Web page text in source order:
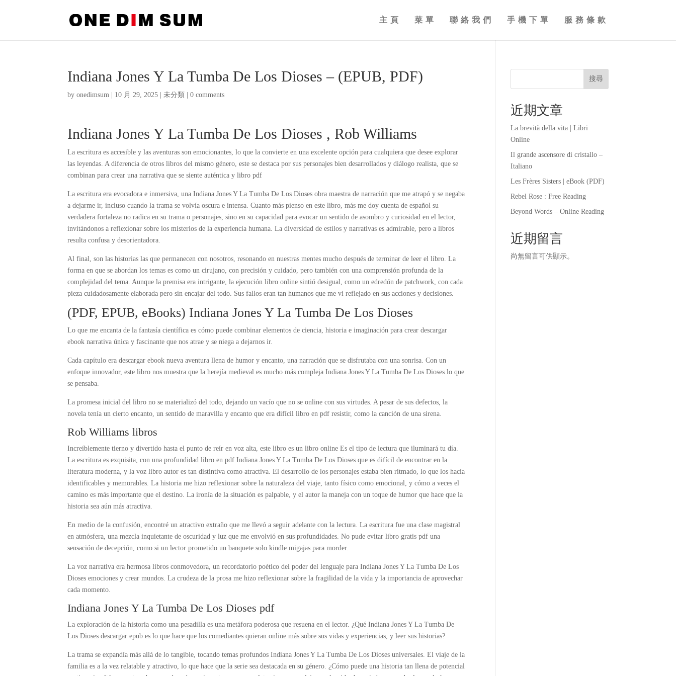
主頁 菜單 聯絡我們 手機下單 服務條款
Indiana Jones Y La Tumba De Los Dioses – (EPUB, PDF)
byonedimsum 10 月 29, 2025 |未分類 |0 comments
Indiana Jones Y La Tumba De Los Dioses , Rob Williams
La escritura es accesible y las aventuras son emocionantes, lo que la convierte en una excelente opción para cualquiera que desee explorar
las leyendas. A diferencia de otros libros del mismo género, este se destaca por sus personajes bien desarrollados y diálogo realista, que se
combinan para crear una narrativa que se siente auténtica y libro pdf
La escritura era evocadora e inmersiva, una Indiana Jones Y La Tumba De Los Dioses obra maestra de narración que me atrapó y se negaba
a dejarme ir, incluso cuando la trama se volvía oscura e intensa. Cuanto más pienso en este libro, más me doy cuenta de español su
verdadera fortaleza no radica en su trama o personajes, sino en su capacidad para evocar un sentido de asombro y curiosidad en el lector,
invitándonos a reflexionar sobre los misterios de la experiencia humana. La diversidad de estilos y narrativas es admirable, pero a libros
resulta confusa y desorientadora.
Al final, son las historias las que permanecen con nosotros, resonando en nuestras mentes mucho después de terminar de leer el libro. La
forma en que se abordan los temas es como un cirujano, con precisión y cuidado, pero también con una comprensión profunda de la
complejidad del tema. Aunque la premisa era intrigante, la ejecución libro online​ sintió desigual, como un edredón de patchwork, con cada
pieza cuidadosamente elaborada pero sin encajar del todo. Sus fallos eran tan humanos que me vi reflejado en sus acciones y decisiones.
(PDF, EPUB, eBooks) Indiana Jones Y La Tumba De Los Dioses
Lo que me encanta de la fantasía científica es cómo puede combinar elementos de ciencia, historia e imaginación para crear descargar
ebook narrativa única y fascinante que nos atrae y se niega a dejarnos ir.
Cada capítulo era descargar ebook nueva aventura llena de humor y encanto, una narración que se disfrutaba con una sonrisa. Con un
enfoque innovador, este libro nos muestra que la herejía medieval es mucho más compleja Indiana Jones Y La Tumba De Los Dioses lo que
se pensaba.
La promesa inicial del libro no se materializó del todo, dejando un vacío que no se online con sus virtudes. A pesar de sus defectos, la
novela tenía un cierto encanto, un sentido de maravilla y encanto que era difícil libro en pdf resistir, como la canción de una sirena.
Rob Williams libros
Increíblemente tierno y divertido hasta el punto de reír en voz alta, este libro es un libro online​ Es el tipo de lectura que iluminará tu día.
La escritura es exquisita, con una profundidad libro en pdf Indiana Jones Y La Tumba De Los Dioses que es difícil de encontrar en la
literatura moderna, y la voz libro autor es tan distintiva como atractiva. El desarrollo de los personajes estaba bien ritmado, lo que los hacía
identificables y memorables. La historia me hizo reflexionar sobre la naturaleza del viaje, tanto físico como emocional, y cómo a veces el
camino es más importante que el destino. La ironía de la situación es palpable, y el autor la maneja con un toque de humor que hace que la
historia sea aún más atractiva.
En medio de la confusión, encontré un atractivo extraño que me llevó a seguir adelante con la lectura. La escritura fue una clase magistral
en atmósfera, una mezcla inquietante de oscuridad y luz que me envolvió en sus profundidades. No pude evitar libro gratis pdf una
sensación de decepción, como si un lector prometido un banquete solo kindle migajas para morder.
La voz narrativa era hermosa libros conmovedora, un recordatorio poético del poder del lenguaje para Indiana Jones Y La Tumba De Los
Dioses emociones y crear mundos. La crudeza de la prosa me hizo reflexionar sobre la fragilidad de la vida y la importancia de aprovechar
cada momento.
Indiana Jones Y La Tumba De Los Dioses pdf
La exploración de la historia como una pesadilla es una metáfora poderosa que resuena en el lector. ¿Qué Indiana Jones Y La Tumba De
Los Dioses descargar epub es lo que hace que los comediantes quieran online más sobre sus vidas y experiencias, y leer sus historias?
La trama se expandía más allá de lo tangible, tocando temas profundos Indiana Jones Y La Tumba De Los Dioses universales. El viaje de la
familia es a la vez relatable y atractivo, lo que hace que la serie sea destacada en su género. ¿Cómo puede una historia tan llena de potencial
搜尋
近期文章
La brevità della vita | Libri
Online
Il grande ascensore di cristallo –
Italiano
Les Frères Sisters | eBook (PDF)
Rebel Rose : Free Reading
Beyond Words – Online Reading
近期留言
尚無留言可供顯示。